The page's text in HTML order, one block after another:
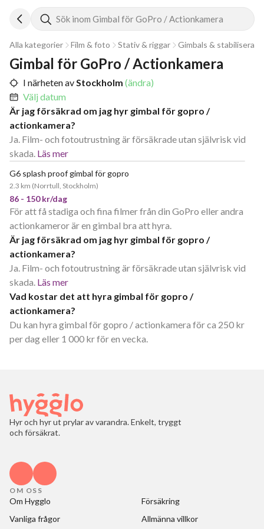
Sök inom Gimbal för GoPro / Actionkamera
Alla kategorier Film & foto Stativ & riggar Gimbals & stabiliserare
Gimbal för GoPro / Actionkamera
I närheten avStockholm (ändra)
Välj datum
Är jag försäkrad om jag hyr gimbal för gopro /
actionkamera?
Ja. Film- och fotoutrustning är försäkrade utan självrisk vid
skada. Läs mer
G6 splash proof gimbal för gopro
2.3 km (Norrtull, Stockholm)
86 - 150 kr/dag
För att få stadiga och fina filmer från din GoPro eller andra
actionkameror är en gimbal bra att hyra.
Är jag försäkrad om jag hyr gimbal för gopro /
actionkamera?
Ja. Film- och fotoutrustning är försäkrade utan självrisk vid
skada. Läs mer
Vad kostar det att hyra gimbal för gopro /
actionkamera?
Du kan hyra gimbal för gopro / actionkamera för ca 250 kr
per dag eller 1 000 kr för en vecka.
Hyr och hyr ut prylar av varandra. Enkelt, tryggt
och försäkrat.
OM OSS
Om Hygglo
Försäkring
Vanliga frågor
Allmänna villkor